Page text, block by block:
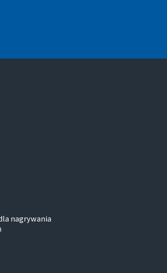
nagrywania